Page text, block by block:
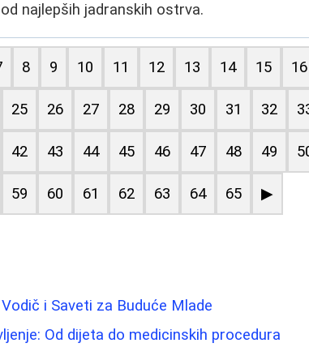
najlepših jadranskih ostrva.
8 9 10 11 12 13 14 15 16
25 26 27 28 29 30 31 32
42 43 44 45 46 47 48 49
59 60 61 62 63 64 65 ▶
i Saveti za Buduće Mlade
Od dijeta do medicinskih procedura